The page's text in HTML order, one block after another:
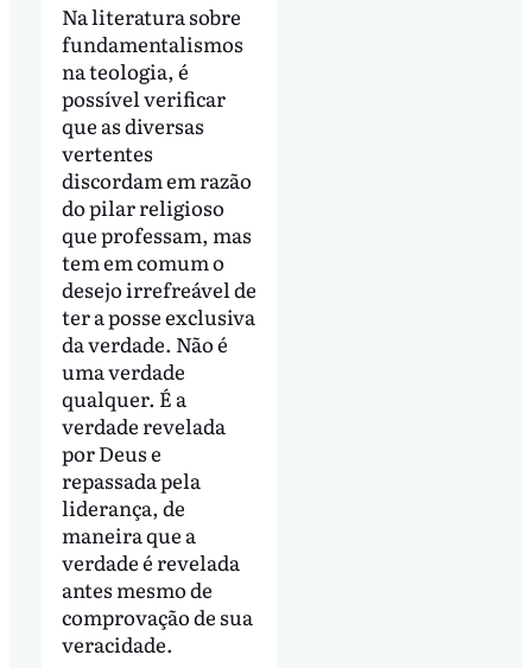
Na literatura sobre
fundamentalismos
na teologia, é
possível verificar
que as diversas
vertentes
discordam em razão
do pilar religioso
que professam, mas
tem em comum o
desejo irrefreável de
ter a posse exclusiva
da verdade. Não é
uma verdade
qualquer. É a
verdade revelada
por Deus e
repassada pela
liderança, de
maneira que a
verdade é revelada
antes mesmo de
comprovação de sua
veracidade.